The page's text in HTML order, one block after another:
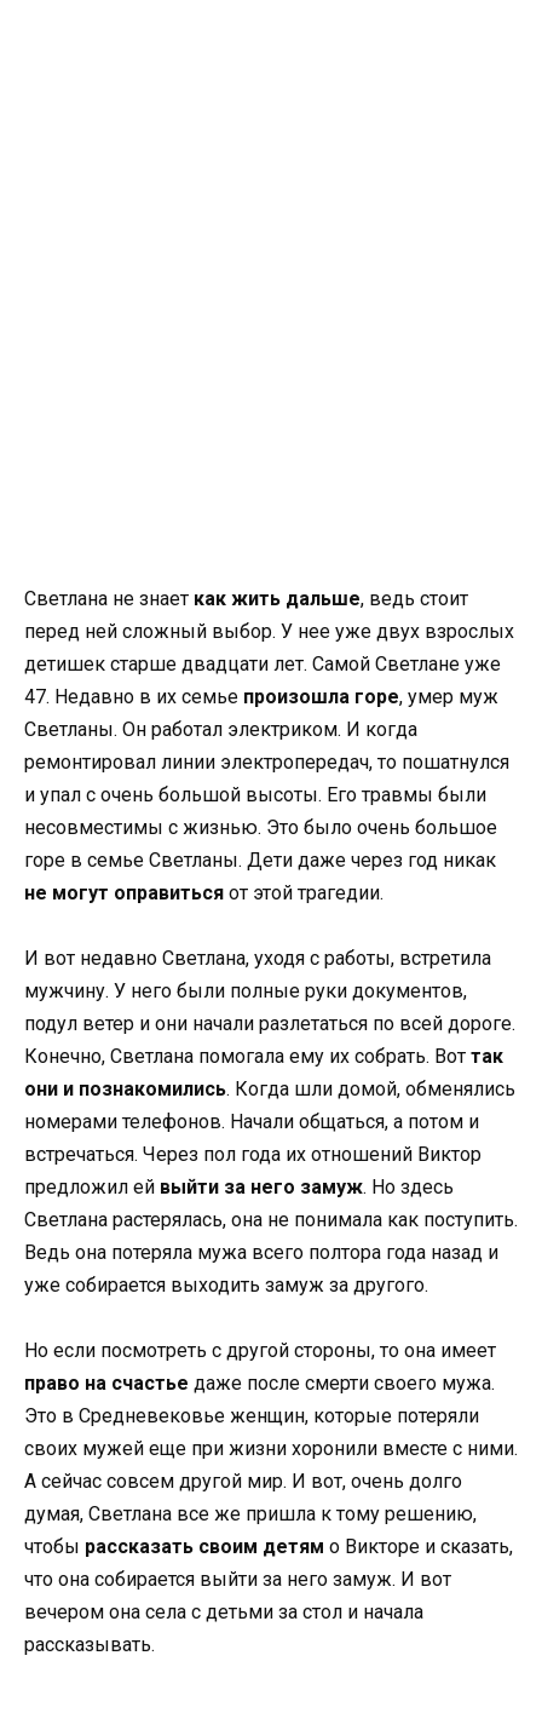
Светлана не знает как жить дальше, ведь стоит
перед ней сложный выбор. У нее уже двух взрослых
детишек старше двадцати лет. Самой Светлане уже
47. Недавно в их семье произошла горе, умер муж
Светланы. Он работал электриком. И когда
ремонтировал линии электропередач, то пошатнулся
и упал с очень большой высоты. Его травмы были
несовместимы с жизнью. Это было очень большое
горе в семье Светланы. Дети даже через год никак
не могут оправиться от этой трагедии.
И вот недавно Светлана, уходя с работы, встретила
мужчину. У него были полные руки документов,
подул ветер и они начали разлетаться по всей дороге.
Конечно, Светлана помогала ему их собрать. Вот так
они и познакомились. Когда шли домой, обменялись
номерами телефонов. Начали общаться, а потом и
встречаться. Через пол года их отношений Виктор
предложил ей выйти за него замуж. Но здесь
Светлана растерялась, она не понимала как поступить.
Ведь она потеряла мужа всего полтора года назад и
уже собирается выходить замуж за другого.
Но если посмотреть с другой стороны, то она имеет
право на счастье даже после смерти своего мужа.
Это в Средневековье женщин, которые потеряли
своих мужей еще при жизни хоронили вместе с ними.
А сейчас совсем другой мир. И вот, очень долго
думая, Светлана все же пришла к тому решению,
чтобы рассказать своим детям о Викторе и сказать,
что она собирается выйти за него замуж. И вот
вечером она села с детьми за стол и начала
рассказывать.